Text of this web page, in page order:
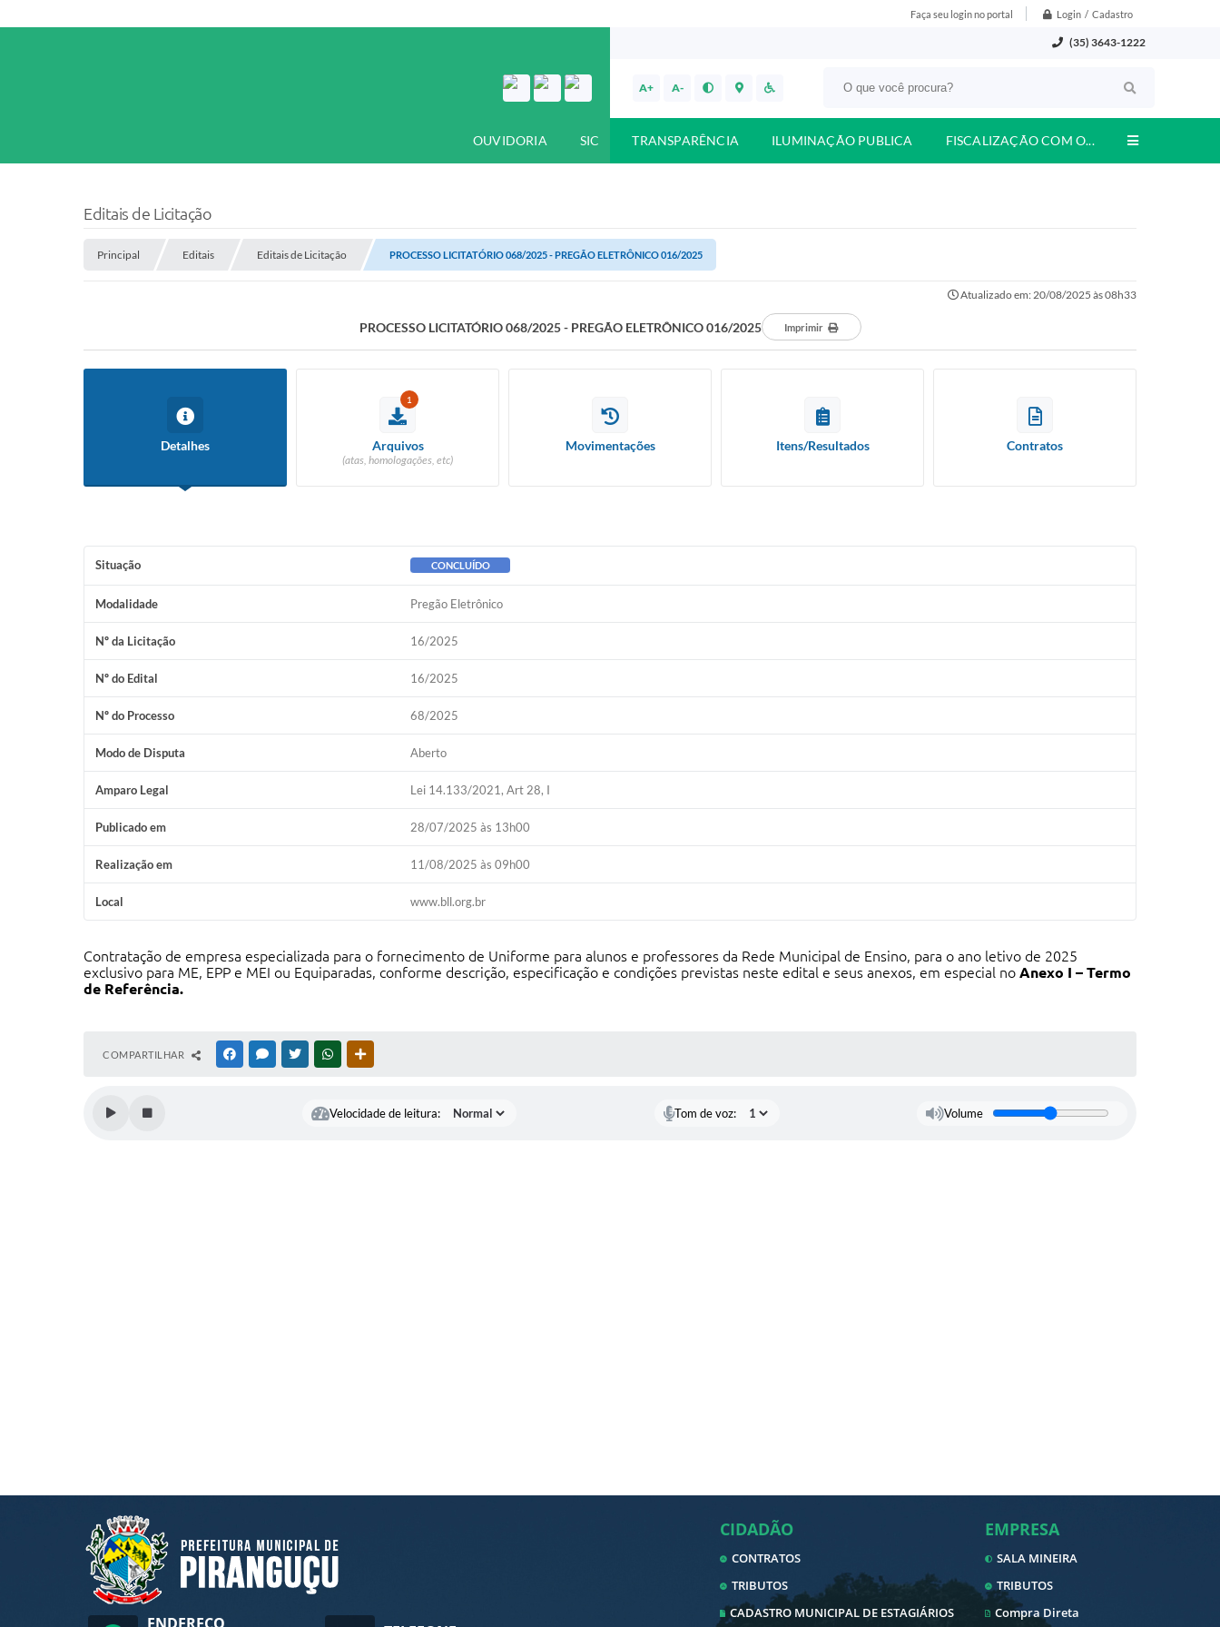
Faça seu login no portal Login / Cadastro
(35) 3643-1222
A+ A-
OUVIDORIA SIC TRANSPARÊNCIA ILUMINAÇÃO PUBLICA FISCALIZAÇÃO COM O...
Editais de Licitação
Principal Editais Editais de Licitação PROCESSO LICITATÓRIO 068/2025 - PREGÃO ELETRÔNICO 016/2025
Atualizado em: 20/08/2025 às 08h33
PROCESSO LICITATÓRIO 068/2025 - PREGÃO ELETRÔNICO 016/2025 Imprimir
Detalhes
1
Arquivos
(atas, homologações, etc)
Movimentações Itens/Resultados Contratos
Situação CONCLUÍDO
Modalidade Pregão Eletrônico
Nº da Licitação 16/2025
Nº do Edital 16/2025
Nº do Processo 68/2025
Modo de Disputa Aberto
Amparo Legal Lei 14.133/2021, Art 28, I
Publicado em 28/07/2025 às 13h00
Realização em 11/08/2025 às 09h00
Local www.bll.org.br
Contratação de empresa especializada para o fornecimento de Uniforme para alunos e professores da Rede Municipal de Ensino, para o ano letivo de 2025
exclusivo para ME, EPP e MEI ou Equiparadas, conforme descrição, especificação e condições previstas neste edital e seus anexos, em especial no Anexo I – Termo
de Referência.
COMPARTILHAR FACEBOOKMESSENGER
TWITTERWHATSAPP
Velocidade de leitura: Tom de voz: Volume
CIDADÃO
CONTRATOS
TRIBUTOS
CADASTRO MUNICIPAL DE ESTAGIÁRIOS
EMPRESA
SALA MINEIRA
TRIBUTOS
Compra Direta